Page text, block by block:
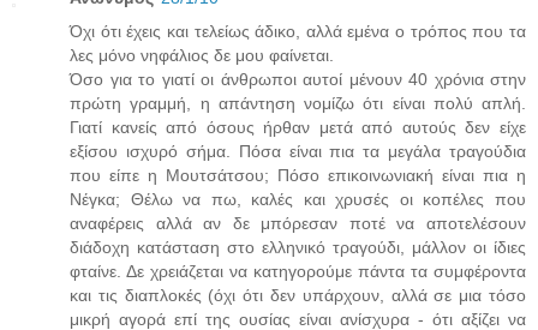
Όχι ότι έχεις και τελείως άδικο, αλλά εμένα ο τρόπος που τα
λες μόνο νηφάλιος δε μου φαίνεται.
Όσο για το γιατί οι άνθρωποι αυτοί μένουν 40 χρόνια στην
πρώτη γραμμή, η απάντηση νομίζω ότι είναι πολύ απλή.
Γιατί κανείς από όσους ήρθαν μετά από αυτούς δεν είχε
εξίσου ισχυρό σήμα. Πόσα είναι πια τα μεγάλα τραγούδια
που είπε η Μουτσάτσου; Πόσο επικοινωνιακή είναι πια η
Νέγκα; Θέλω να πω, καλές και χρυσές οι κοπέλες που
αναφέρεις αλλά αν δε μπόρεσαν ποτέ να αποτελέσουν
διάδοχη κατάσταση στο ελληνικό τραγούδι, μάλλον οι ίδιες
φταίνε. Δε χρειάζεται να κατηγορούμε πάντα τα συμφέροντα
και τις διαπλοκές (όχι ότι δεν υπάρχουν, αλλά σε μια τόσο
μικρή αγορά επί της ουσίας είναι ανίσχυρα - ότι αξίζει να